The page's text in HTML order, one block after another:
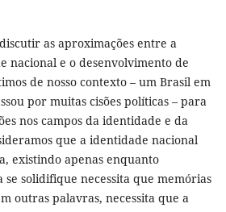
as aproximações entre a
nacional e o desenvolvimento de
de nosso contexto – um Brasil em
por muitas cisões políticas – para
nos campos da identidade e da
que a identidade nacional
existindo apenas enquanto
se solidifique necessita que memórias
outras palavras, necessita que a